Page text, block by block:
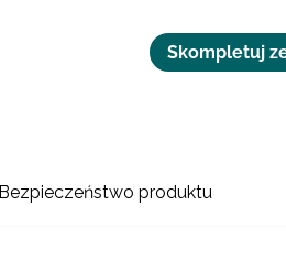
Skompletuj
Bezpieczeństwo produktu